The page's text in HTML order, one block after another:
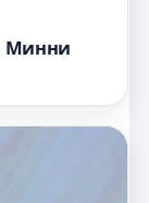
Минни